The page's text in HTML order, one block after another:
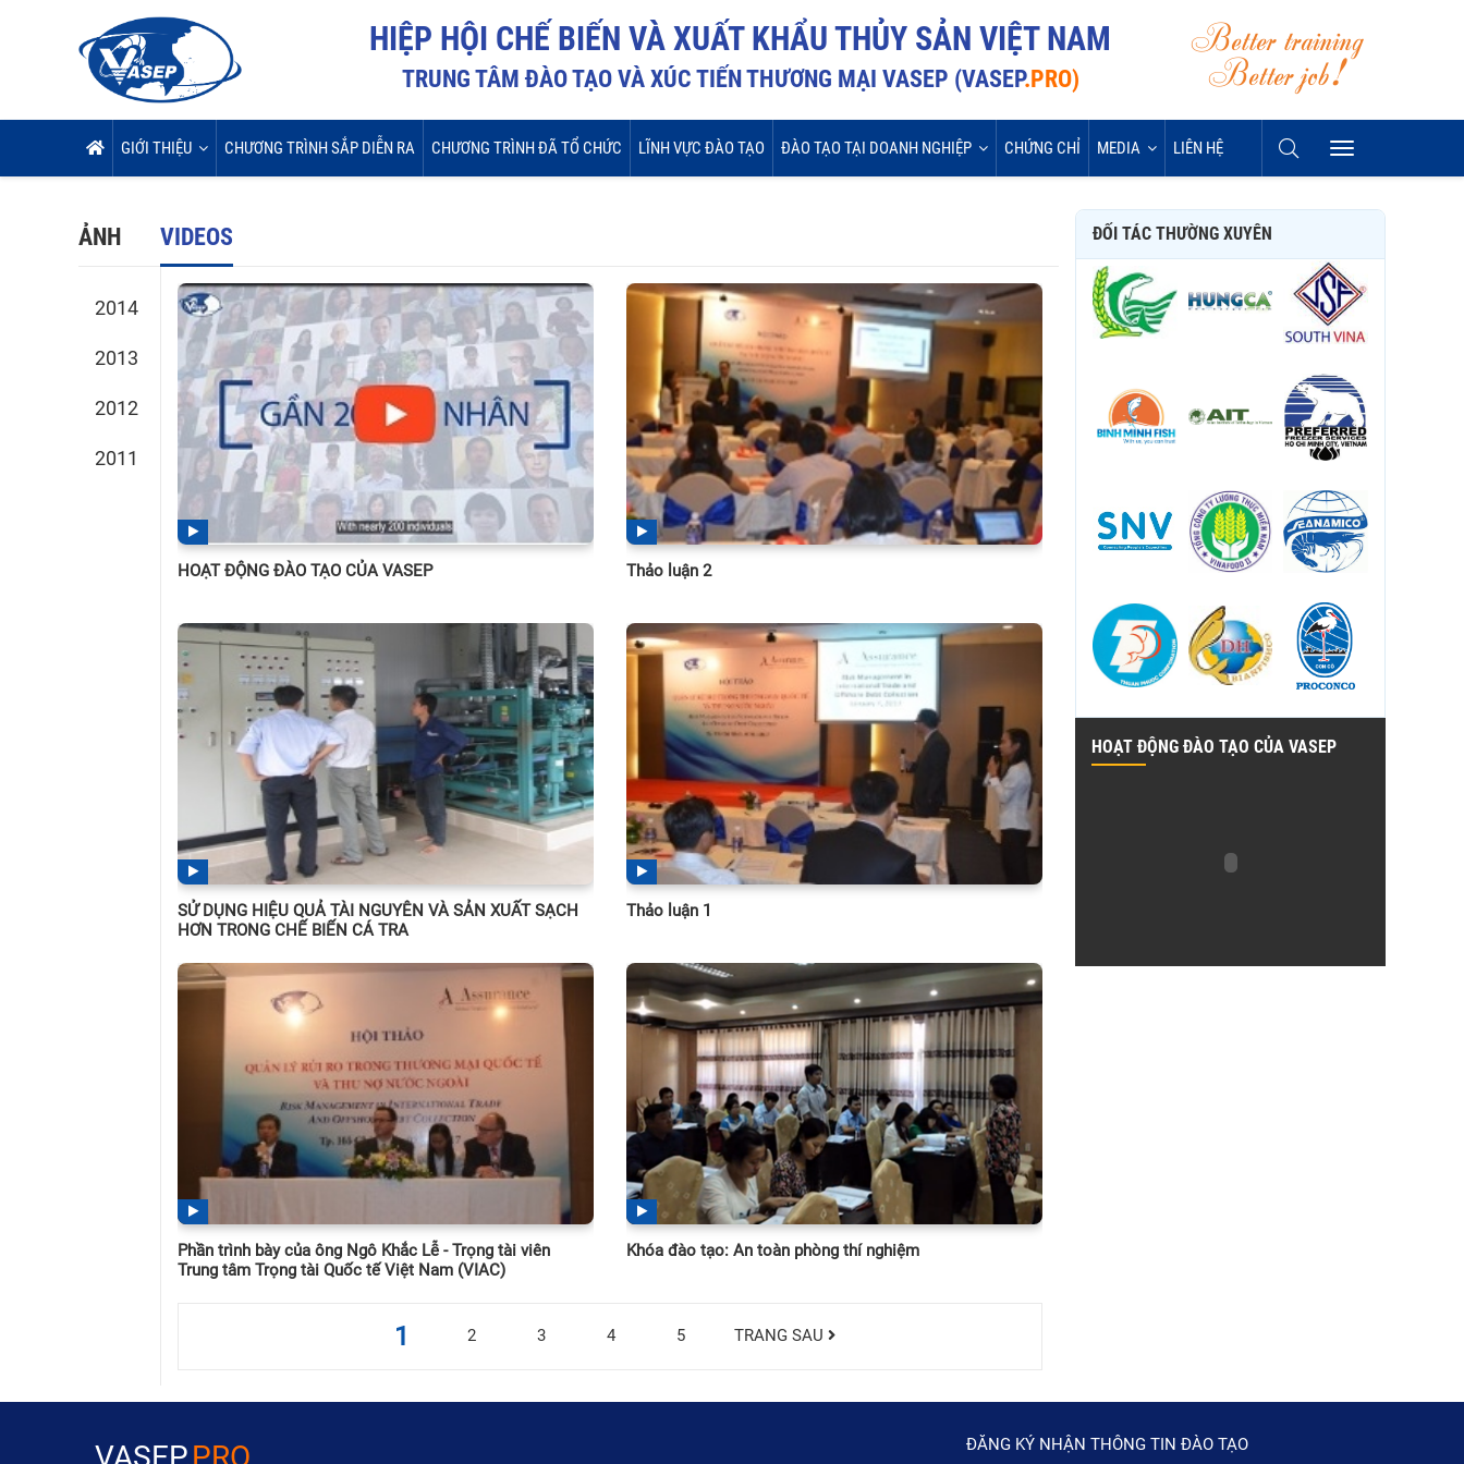
HIỆP HỘI CHẾ BIẾN VÀ XUẤT KHẨU THỦY SẢN VIỆT NAM
TRUNG TÂM ĐÀO TẠO VÀ XÚC TIẾN THƯƠNG MẠI VASEP (VASEP.PRO)
Better training
Better job!
GIỚI THIỆU CHƯƠNG TRÌNH SẮP DIỄN RA CHƯƠNG TRÌNH ĐÃ TỔ CHỨC LĨNH VỰC ĐÀO TẠO ĐÀO TẠO TẠI DOANH NGHIỆP CHỨNG CHỈ MEDIA LIÊN HỆ
ẢNH VIDEOS
2014
2013
2012
2011
HOẠT ĐỘNG ĐÀO TẠO CỦA VASEP Thảo luận 2
SỬ DỤNG HIỆU QUẢ TÀI NGUYÊN VÀ SẢN XUẤT SẠCH
HƠN TRONG CHẾ BIẾN CÁ TRA
Thảo luận 1
Phần trình bày của ông Ngô Khắc Lễ - Trọng tài viên
Trung tâm Trọng tài Quốc tế Việt Nam (VIAC)
Khóa đào tạo: An toàn phòng thí nghiệm
1 2 3 4 5 TRANG SAU
ĐỐI TÁC THƯỜNG XUYÊN
HOẠT ĐỘNG ĐÀO TẠO CỦA VASEP
VASEP.PRO
ĐĂNG KÝ NHẬN THÔNG TIN ĐÀO TẠO